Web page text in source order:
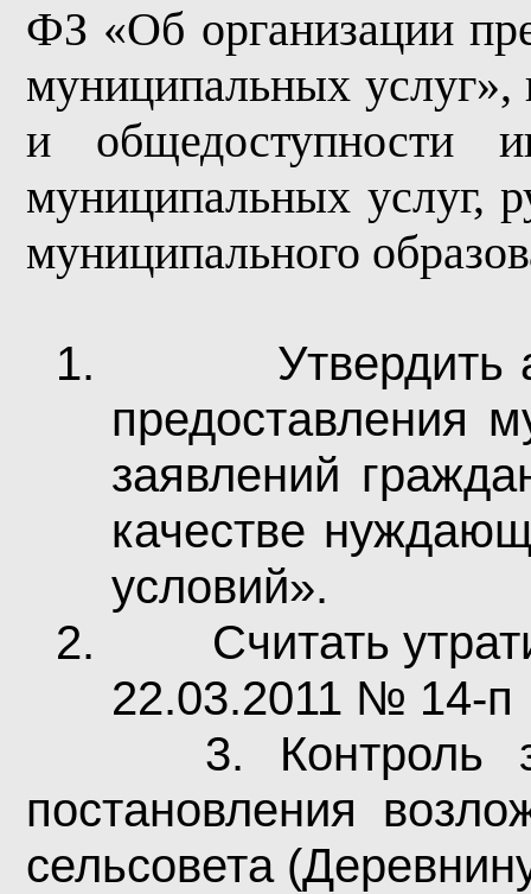
ФЗ «Об организации
муниципальных
и общедоступности
муниципальных услуг,
муниципального
1.
Утвердить
предоставления
заявлений
качестве
условий».
2.
Считать
22.03.2011 № 14-п
3. Контроль
постановления
сельсовета